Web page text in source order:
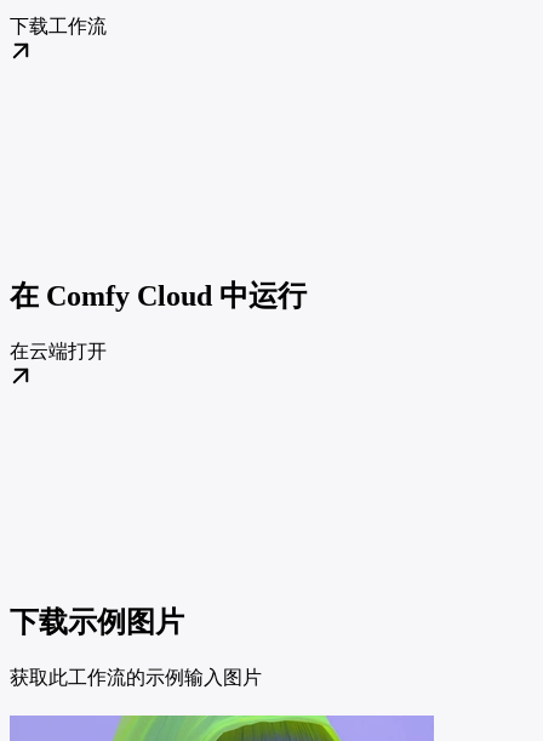
下载工作流
在 Comfy Cloud 中运行
在云端打开
下载示例图片
获取此工作流的示例输入图片